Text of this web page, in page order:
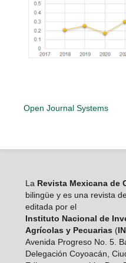
Open Journal Systems
LaRevista Mexicana de
bilingüe y es una revista
editada por el
Instituto Nacional de
Agrícolas y Pecuarias (
Avenida Progreso No. 5.
Delegación Coyoacán,